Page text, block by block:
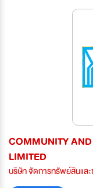
COMMUNITY
LIMITED
บริษัท จัดการทรัพย์สินแล